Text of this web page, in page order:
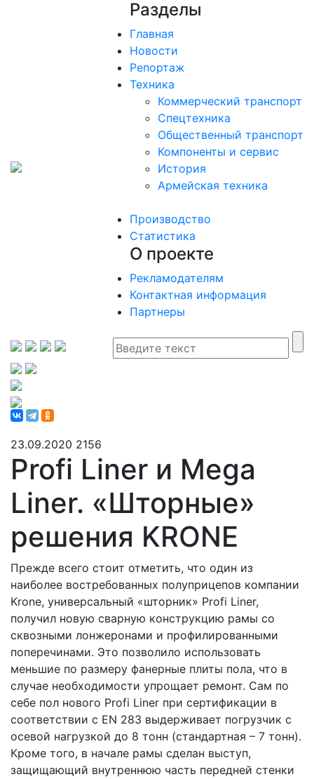
Разделы
Главная
Новости
Репортаж
Техника
Коммерческий транспорт
Спецтехника
Общественный транспорт
Компоненты и сервис
История
Армейская техника
Производство
Статистика
О проекте
Рекламодателям
Контактная информация
Партнеры
23.09.2020 2156
Profi Liner и Mega
Liner. «Шторные»
решения KRONE
Прежде всего стоит отметить, что один из
наиболее востребованных полуприцепов компании
Krone, универсальный «шторник» Profi Liner,
получил новую сварную конструкцию рамы со
сквозными лонжеронами и профилированными
поперечинами. Это позволило использовать
меньшие по размеру фанерные плиты пола, что в
случае необходимости упрощает ремонт. Сам по
себе пол нового Profi Liner при сертификации в
соответствии с EN 283 выдерживает погрузчик с
осевой нагрузкой до 8 тонн (стандартная – 7 тонн).
Кроме того, в начале рамы сделан выступ,
защищающий внутреннюю часть передней стенки